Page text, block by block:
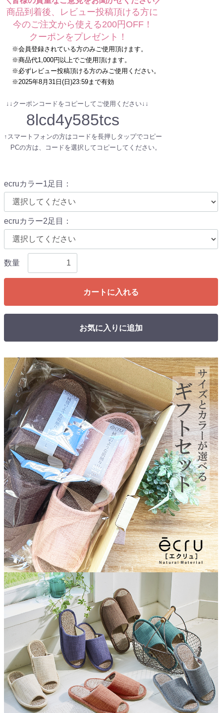
商品到着後、レビュー投稿頂ける方に
今のご注文から使える200円OFF！
クーポンをプレゼント！
※会員登録されている方のみご使用頂けます。
※商品代1,000円以上でご使用頂けます。
※必ずレビュー投稿頂ける方のみご使用ください。
※2025年8月31日(日)23:59まで有効
↓↓クーポンコードをコピーしてご使用ください↓↓
8lcd4y585tcs
↑スマートフォンの方はコードを長押しタップでコピー
PCの方は、コードを選択してコピーしてください。
ecruカラー1足目 ：
ecruカラー2足目 ：
数量
カートに入れる
お気に入りに追加